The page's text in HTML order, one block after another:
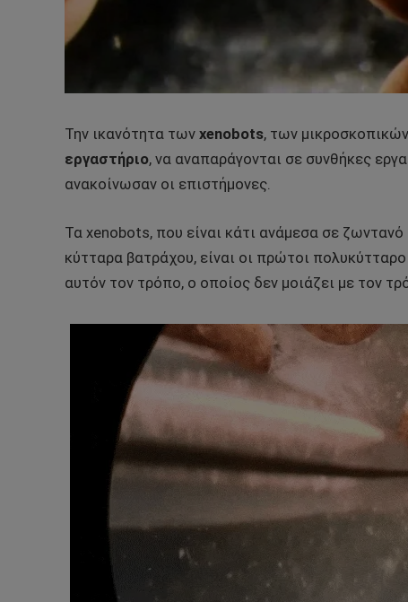
Την ικανότητα των xenobots, των
εργαστήριο, να αναπαράγονται σε συνθήκες
ανακοίνωσαν οι επιστήμονες.
Τα xenobots, που είναι κάτι ανάμεσα σε
κύτταρα βατράχου, είναι οι πρώτοι
αυτόν τον τρόπο, ο οποίος δεν μοιάζει με τον